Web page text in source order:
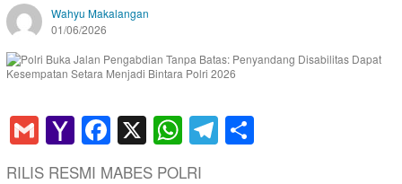
Wahyu Makalangan
01/06/2026
GmailYahoo
Mail
Facebook
X WhatsApp
Telegram
RILIS RESMI MABES POLRI